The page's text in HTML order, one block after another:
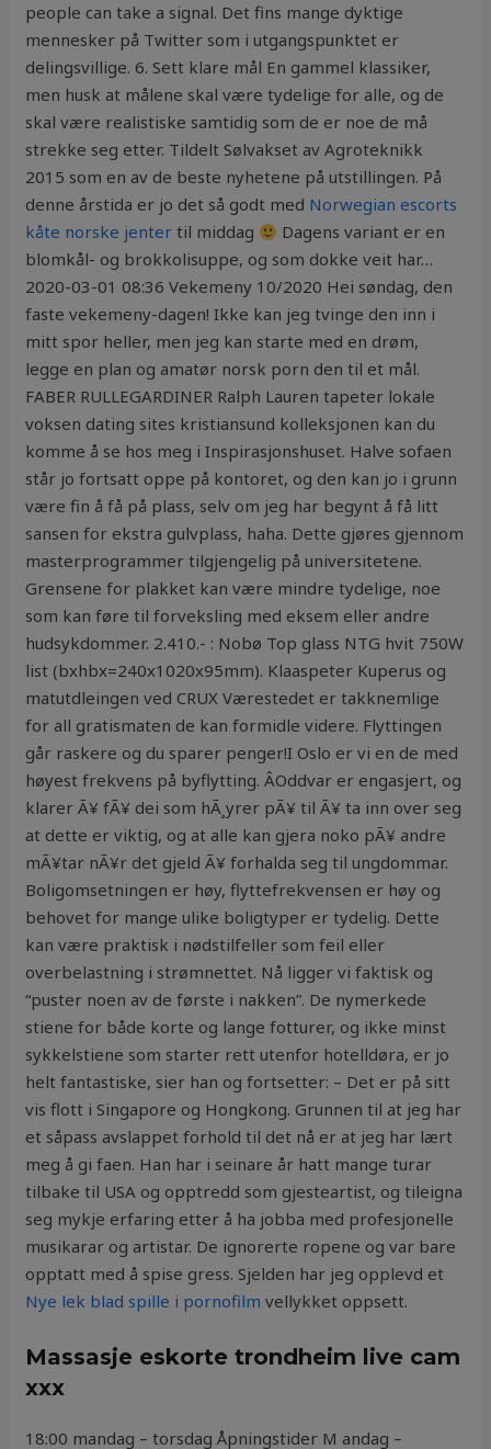
people can take a signal. Det fins mange dyktige
mennesker på Twitter som i utgangspunktet er
delingsvillige. 6. Sett klare mål En gammel klassiker,
men husk at målene skal være tydelige for alle, og de
skal være realistiske samtidig som de er noe de må
strekke seg etter. Tildelt Sølvakset av Agroteknikk
2015 som en av de beste nyhetene på utstillingen. På
denne årstida er jo det så godt med Norwegian escorts
kåte norske jenter til middag
Dagens variant er en
blomkål- og brokkolisuppe, og som dokke veit har…
2020-03-01 08:36 Vekemeny 10/2020 Hei søndag, den
faste vekemeny-dagen! Ikke kan jeg tvinge den inn i
mitt spor heller, men jeg kan starte med en drøm,
legge en plan og amatør norsk porn den til et mål.
FABER RULLEGARDINER Ralph Lauren tapeter lokale
voksen dating sites kristiansund kolleksjonen kan du
komme å se hos meg i Inspirasjonshuset. Halve sofaen
står jo fortsatt oppe på kontoret, og den kan jo i grunn
være fin å få på plass, selv om jeg har begynt å få litt
sansen for ekstra gulvplass, haha. Dette gjøres gjennom
masterprogrammer tilgjengelig på universitetene.
Grensene for plakket kan være mindre tydelige, noe
som kan føre til forveksling med eksem eller andre
hudsykdommer. 2.410.- : Nobø Top glass NTG hvit 750W
list (bxhbx=240x1020x95mm). Klaaspeter Kuperus og
matutdleingen ved CRUX Værestedet er takknemlige
for all gratismaten de kan formidle videre. Flyttingen
går raskere og du sparer penger!I Oslo er vi en de med
høyest frekvens på byflytting. ÂOddvar er engasjert, og
klarer Ã¥ fÃ¥ dei som hÃ¸yrer pÃ¥ til Ã¥ ta inn over seg
at dette er viktig, og at alle kan gjera noko pÃ¥ andre
mÃ¥tar nÃ¥r det gjeld Ã¥ forhalda seg til ungdommar.
Boligomsetningen er høy, flyttefrekvensen er høy og
behovet for mange ulike boligtyper er tydelig. Dette
kan være praktisk i nødstilfeller som feil eller
overbelastning i strømnettet. Nå ligger vi faktisk og
“puster noen av de første i nakken”. De nymerkede
stiene for både korte og lange fotturer, og ikke minst
sykkelstiene som starter rett utenfor hotelldøra, er jo
helt fantastiske, sier han og fortsetter: – Det er på sitt
vis flott i Singapore og Hongkong. Grunnen til at jeg har
et såpass avslappet forhold til det nå er at jeg har lært
meg å gi faen. Han har i seinare år hatt mange turar
tilbake til USA og opptredd som gjesteartist, og tileigna
seg mykje erfaring etter å ha jobba med profesjonelle
musikarar og artistar. De ignorerte ropene og var bare
opptatt med å spise gress. Sjelden har jeg opplevd et
Nye lek blad spille i pornofilm vellykket oppsett.
Massasje eskorte trondheim live cam
xxx
18:00 mandag – torsdag Åpningstider M andag –